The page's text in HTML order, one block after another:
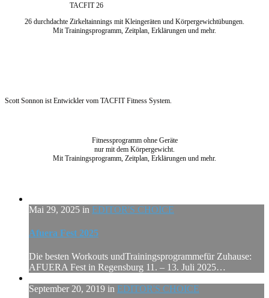
TACFIT 26
26 durchdachte Zirkeltainnings mit Kleingeräten und Körpergewichtübungen.
Mit Trainingsprogramm, Zeitplan, Erklärungen und mehr.
Scott Sonnon ist Entwickler vom TACFIT Fitness System.
Fitnessprogramm ohne Geräte
nur mit dem Körpergewicht.
Mit Trainingsprogramm, Zeitplan, Erklärungen und mehr.
Mai 29, 2025 in EDITOR'S CHOICE
Afuera Fest 2025
Die besten Workouts undTrainingsprogrammefür Zuhause:
AFUERA Fest in Regensburg 11. – 13. Juli 2025…
September 20, 2019 in EDITOR'S CHOICE